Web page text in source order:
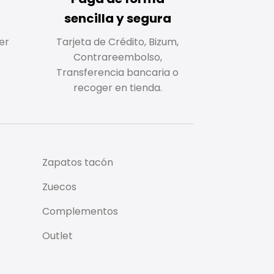
sencilla y segura
Tarjeta de Crédito, Bizum,
Contrareembolso,
Transferencia bancaria o
recoger en tienda.
Zapatos tacón
Zuecos
Complementos
Outlet